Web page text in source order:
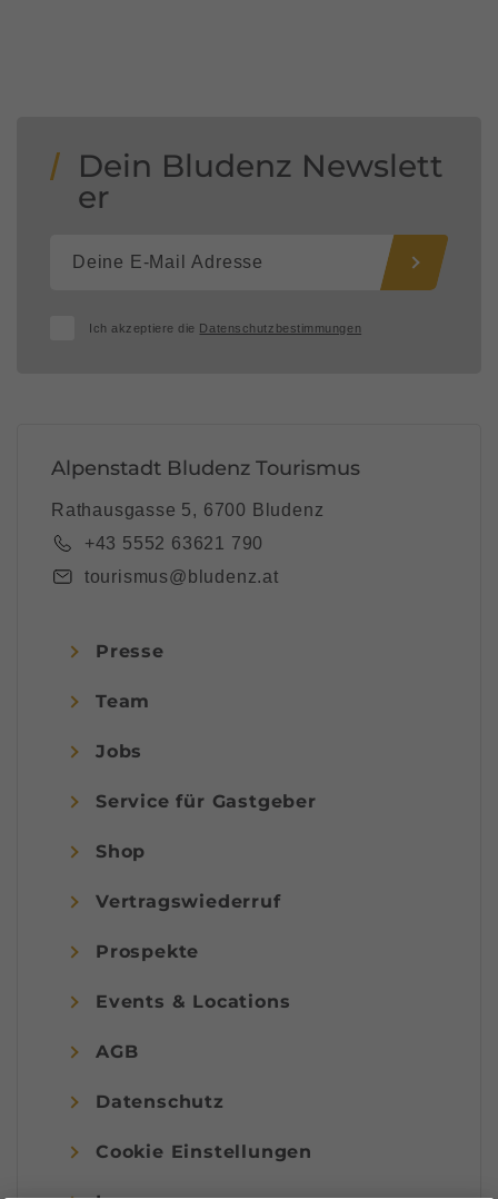
Dein Bludenz Newslett
er
Ich akzeptiere die Datenschutzbestimmungen
Alpenstadt Bludenz Tourismus
Rathausgasse 5, 6700 Bludenz
+43 5552 63621 790
tourismus@bludenz.at
Presse
Team
Jobs
Service für Gastgeber
Shop
Vertragswiederruf
Prospekte
Events & Locations
AGB
Datenschutz
Cookie Einstellungen